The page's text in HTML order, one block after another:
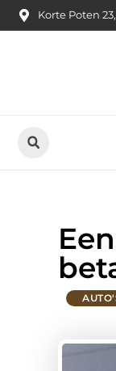
Korte Poten